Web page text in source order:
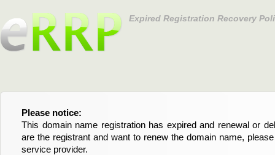
Expired Registration Recovery
Please notice:
This domain name registration has expired and renewal or
are the registrant and want to renew the domain name,
service provider.
Bitte beachten Sie:
Diese Domainregistrierung ist abgelaufen und die
Domain stehen an. Wenn Sie der Registrant sind und
verlängern möchten, kontaktieren Sie bitte Ihren Service-